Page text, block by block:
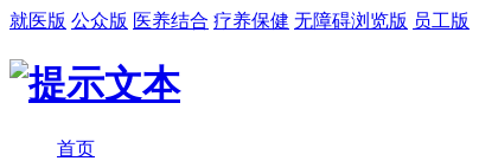
就医版 公众版 医养结合 疗养保健 无障碍浏览版 员工版
首页